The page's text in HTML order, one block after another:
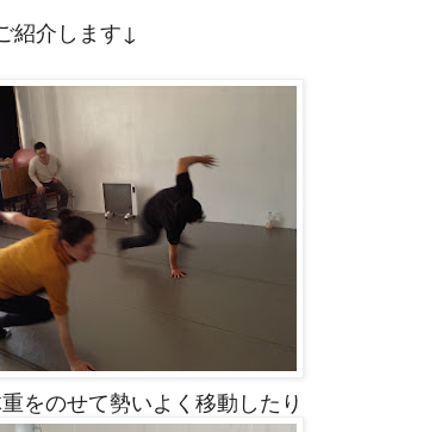
紹介します↓
をのせて勢いよく移動したり